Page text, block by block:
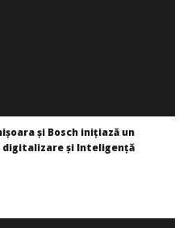
și Bosch inițiază un
și Inteligență